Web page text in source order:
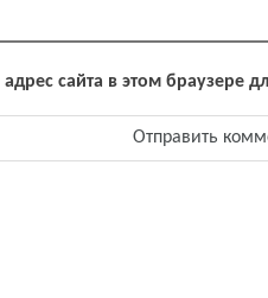
сайта в этом браузере